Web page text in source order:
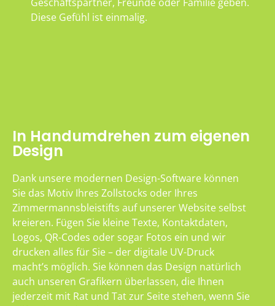
Diese Gefühl ist einmalig.
In Handumdrehen zum eigenen
Design
Dank unsere modernen Design-Software können
Sie das Motiv Ihres Zollstocks oder Ihres
Zimmermannsbleistifts auf unserer Website selbst
kreieren. Fügen Sie kleine Texte, Kontaktdaten,
Logos, QR-Codes oder sogar Fotos ein und wir
drucken alles für Sie – der digitale UV-Druck
macht’s möglich. Sie können das Design natürlich
auch unseren Grafikern überlassen, die Ihnen
jederzeit mit Rat und Tat zur Seite stehen, wenn Sie